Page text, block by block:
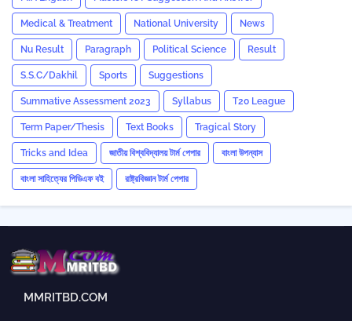
Medical & Treatment National University News
Nu Result Paragraph Political Science Result
S.S.C/Dakhil Sports Suggestions
Summative Assessment 2023 ‍Syllabus T20 League
Term Paper/Thesis Text Books Tragical Story
Tricks and ‍Idea জাতীয় বিশ্ববিদ্যালয় টার্ম পেপার বাংলা উপন্যাস
বাংলা সাহিত্যের পিডিএফ বই রাষ্ট্রবিজ্ঞান টার্ম পেপার
MMRITBD.COM